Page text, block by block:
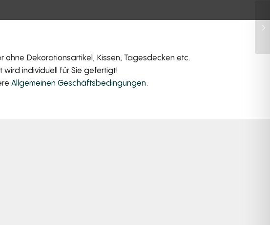
Dekorationsartikel, Kissen, Tagesdecken etc.
individuell für Sie gefertigt!
Allgemeinen Geschäftsbedingungen.